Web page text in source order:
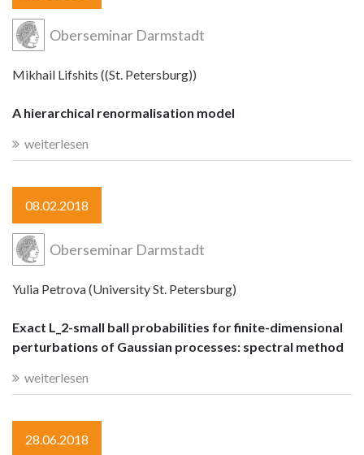
Oberseminar Darmstadt
Mikhail Lifshits ((St. Petersburg))
A hierarchical renormalisation model
weiterlesen
08.02.2018
Oberseminar Darmstadt
Yulia Petrova (University St. Petersburg)
Exact L_2-small ball probabilities for finite-dimensional
perturbations of Gaussian processes: spectral method
weiterlesen
28.06.2018